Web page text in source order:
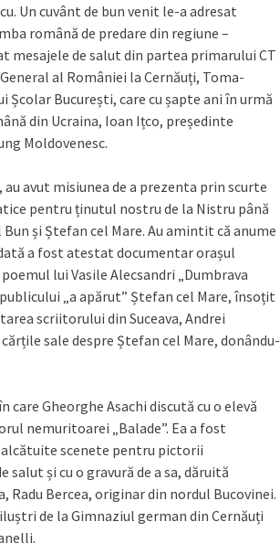
Un cuvânt de bun venit le-a adresat
română de predare din regiune –
mesajele de salut din partea primarului CT
al României la Cernăuți, Toma-
București, care cu șapte ani în urmă
din Ucraina, Ioan Ițco, președinte
Moldovenesc.
avut misiunea de a prezenta prin scurte
pentru ținutul nostru de la Nistru până
și Ștefan cel Mare. Au amintit că anume
a fost atestat documentar orașul
lui Vasile Alecsandri „Dumbrava
„a apărut” Ștefan cel Mare, însoțit
scriitorului din Suceava, Andrei
sale despre Ștefan cel Mare, donându-
Gheorghe Asachi discută cu o elevă
nemuritoarei „Balade”. Ea a fost
alcătuite scenete pentru pictorii
salut și cu o gravură de a sa, dăruită
Bercea, originar din nordul Bucovinei.
de la Gimnaziul german din Cernăuți